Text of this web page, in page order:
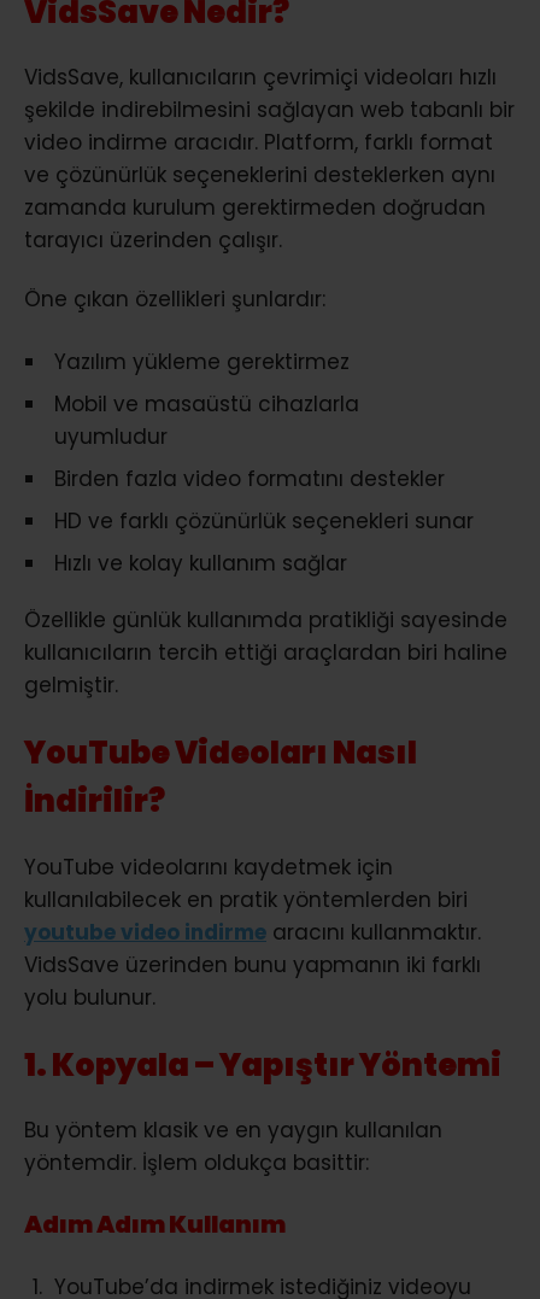
VidsSave Nedir?
VidsSave, kullanıcıların çevrimiçi videoları hızlı
şekilde indirebilmesini sağlayan web tabanlı bir
video indirme aracıdır. Platform, farklı format
ve çözünürlük seçeneklerini desteklerken aynı
zamanda kurulum gerektirmeden doğrudan
tarayıcı üzerinden çalışır.
Öne çıkan özellikleri şunlardır:
Yazılım yükleme gerektirmez
Mobil ve masaüstü cihazlarla
uyumludur
Birden fazla video formatını destekler
HD ve farklı çözünürlük seçenekleri sunar
Hızlı ve kolay kullanım sağlar
Özellikle günlük kullanımda pratikliği sayesinde
kullanıcıların tercih ettiği araçlardan biri haline
gelmiştir.
YouTube Videoları Nasıl
İndirilir?
YouTube videolarını kaydetmek için
kullanılabilecek en pratik yöntemlerden biri
youtube video indirme aracını kullanmaktır.
VidsSave üzerinden bunu yapmanın iki farklı
yolu bulunur.
1. Kopyala – Yapıştır Yöntemi
Bu yöntem klasik ve en yaygın kullanılan
yöntemdir. İşlem oldukça basittir:
Adım Adım Kullanım
YouTube’da indirmek istediğiniz videoyu